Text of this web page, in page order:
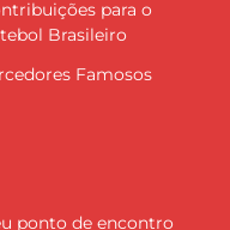
para o
Brasileiro
Famosos
ponto de encontro